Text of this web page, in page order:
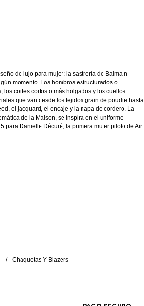
de lujo para mujer: la sastrería de Balmain
momento. Los hombros estructurados o
los cortes cortos o más holgados y los cuellos
que van desde los tejidos grain de poudre hasta
el jacquard, el encaje y la napa de cordero. La
de la Maison, se inspira en el uniforme
para Danielle Décuré, la primera mujer piloto de Air
Chaquetas Y Blazers